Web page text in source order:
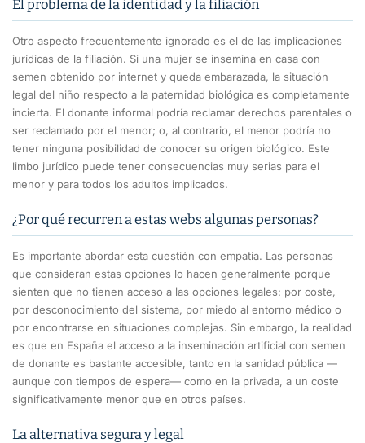
El problema de la identidad y la filiación
Otro aspecto frecuentemente ignorado es el de las implicaciones
jurídicas de la filiación. Si una mujer se insemina en casa con
semen obtenido por internet y queda embarazada, la situación
legal del niño respecto a la paternidad biológica es completamente
incierta. El donante informal podría reclamar derechos parentales o
ser reclamado por el menor; o, al contrario, el menor podría no
tener ninguna posibilidad de conocer su origen biológico. Este
limbo jurídico puede tener consecuencias muy serias para el
menor y para todos los adultos implicados.
¿Por qué recurren a estas webs algunas personas?
Es importante abordar esta cuestión con empatía. Las personas
que consideran estas opciones lo hacen generalmente porque
sienten que no tienen acceso a las opciones legales: por coste,
por desconocimiento del sistema, por miedo al entorno médico o
por encontrarse en situaciones complejas. Sin embargo, la realidad
es que en España el acceso a la inseminación artificial con semen
de donante es bastante accesible, tanto en la sanidad pública —
aunque con tiempos de espera— como en la privada, a un coste
significativamente menor que en otros países.
La alternativa segura y legal